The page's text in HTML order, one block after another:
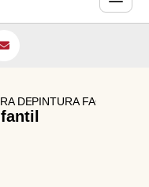
PARA FESTAS
DE ROSTO FESTA
PINTURA FACIAL EM